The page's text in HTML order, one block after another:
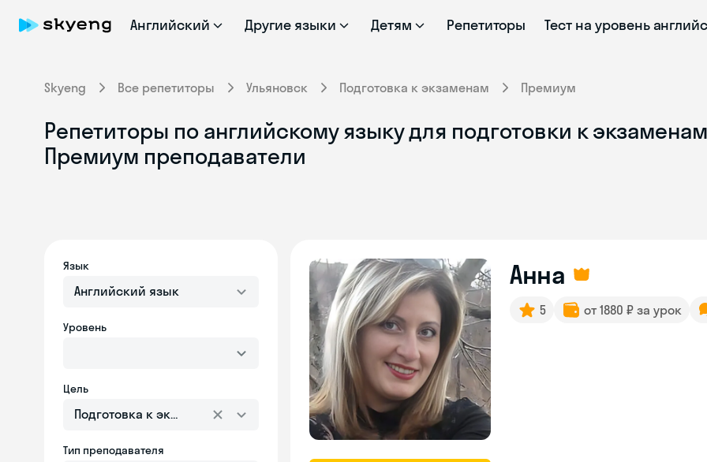
Английский Другие языки Детям Репетиторы Тест на уровень
Skyeng Все репетиторы Ульяновск Подготовка к экзаменам Премиум
Репетиторы по английскому языку для подготовки к
Премиум преподаватели
Язык
Английский язык
Уровень
Цель
Подготовка к экзаменам
Тип преподавателя
Анна
5 от 1880 ₽ за урок